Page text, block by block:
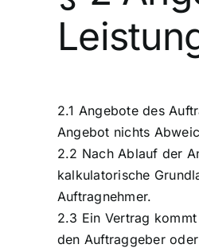
2.1 Angebote des
Angebot nichts
2.2 Nach Ablauf der
kalkulatorische
Auftragnehmer.
2.3 Ein Vertrag
den Auftraggeber